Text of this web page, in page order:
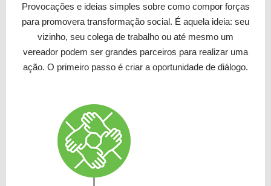
Provocações e ideias simples sobre como compor forças
para promovera transformação social. É aquela ideia: seu
vizinho, seu colega de trabalho ou até mesmo um
vereador podem ser grandes parceiros para realizar uma
ação. O primeiro passo é criar a oportunidade de diálogo.